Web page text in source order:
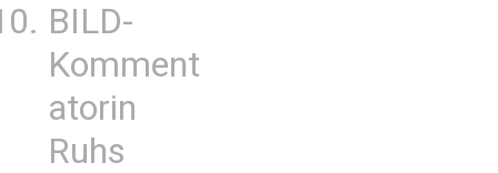
BILD-
Komment
atorin
Ruhs